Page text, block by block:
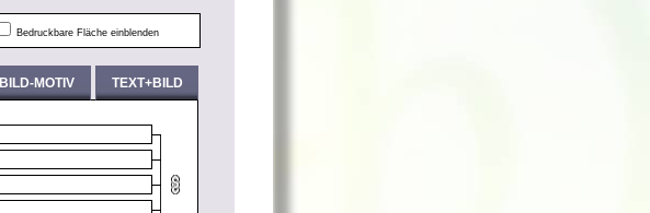
Bedruckbare Fläche einblenden
BILD-MOTIV TEXT+BILD